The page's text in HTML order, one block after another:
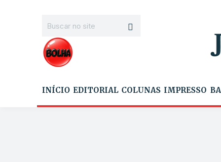
INÍCIO EDITORIAL COLUNAS IMPRESSO